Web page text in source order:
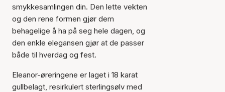
smykkesamlingen din. Den lette vekten
og den rene formen gjør dem
behagelige å ha på seg hele dagen, og
den enkle elegansen gjør at de passer
både til hverdag og fest.
Eleanor-øreringene er laget i 18 karat
gullbelagt, resirkulert sterlingsølv med